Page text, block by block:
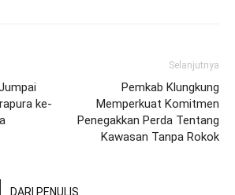
ke-
Selanjutnya
Pemkab Klungkung
Memperkuat Komitmen
Penegakkan Perda Tentang
Kawasan Tanpa Rokok
DARI PENULIS